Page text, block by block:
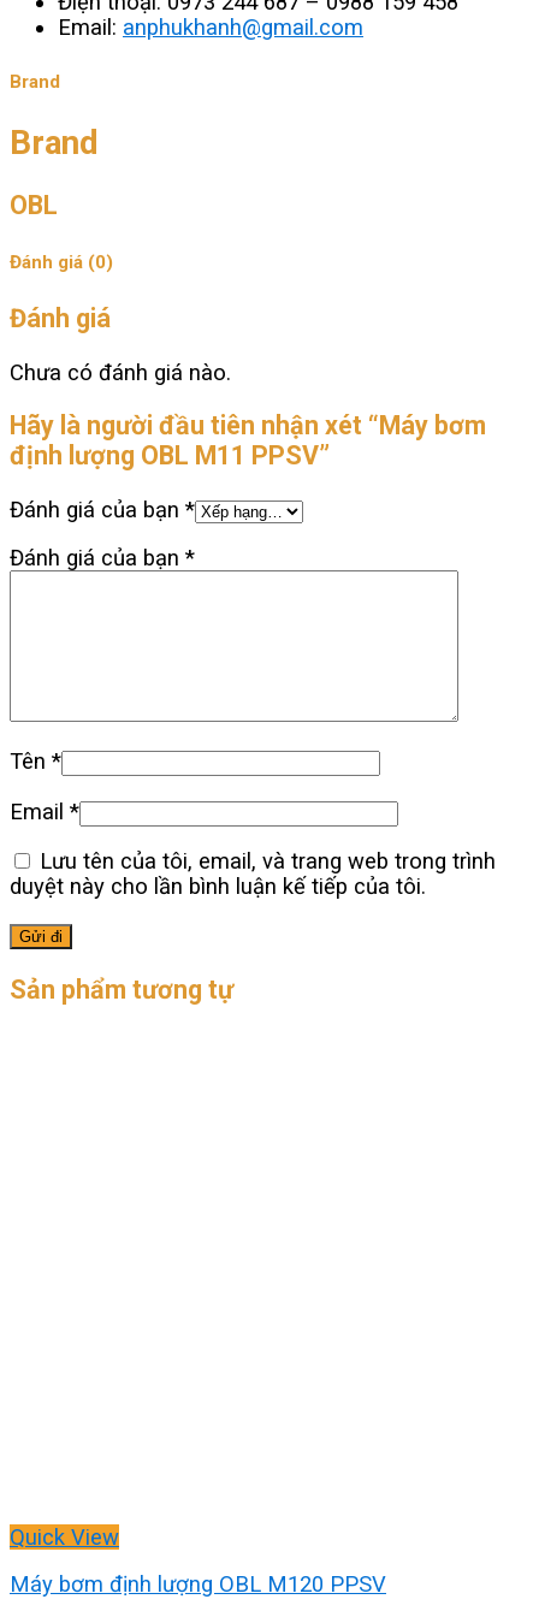
Email: anphukhanh@gmail.com
Brand
Brand
OBL
Đánh giá (0)
Đánh giá
Chưa có đánh giá nào.
Hãy là người đầu tiên nhận xét “Máy bơm
định lượng OBL M11 PPSV”
Đánh giá của bạn *
Đánh giá của bạn *
Tên *
Email *
Lưu tên của tôi, email, và trang web trong trình
duyệt này cho lần bình luận kế tiếp của tôi.
Sản phẩm tương tự
Quick View
Máy bơm định lượng OBL M120 PPSV